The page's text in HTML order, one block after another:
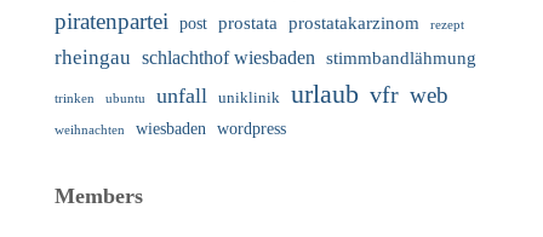
piratenpartei post prostata prostatakarzinom rezept
rheingau schlachthof wiesbaden stimmbandlähmung
trinken ubuntu unfall uniklinik urlaub vfr web
weihnachten wiesbaden wordpress
Members